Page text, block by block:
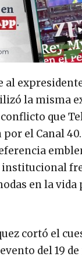
expresidente
la misma
que
el Canal
en la
cortó el
del 19